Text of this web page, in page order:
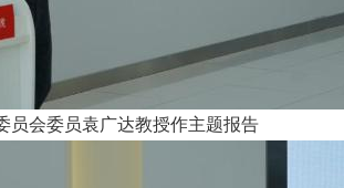
员会委员袁广达教授作主题报告